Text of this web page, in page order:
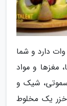
این آبمیوه گیری 3 کاره موتوری با قدرت 300 وات دارد و شما
مغزها و مواد
شیک و
گیری 3 در 1 پارس خزر یک مخلوط